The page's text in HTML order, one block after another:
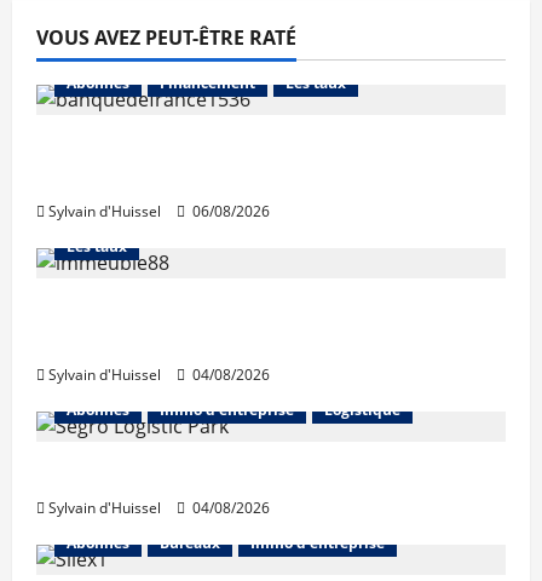
VOUS AVEZ PEUT-ÊTRE RATÉ
Abonnés Financement Les taux
Sylvain d'Huissel 06/08/2026
Abonnés Financement
Les taux
Sylvain d'Huissel
04/08/2026
Abonnés
Immo d'entreprise Logistique
Sylvain d'Huissel
04/08/2026
Abonnés
Bureaux Immo d'entreprise